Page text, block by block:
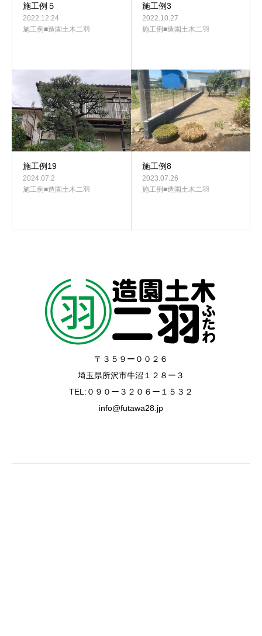
施工例５
2022.12.24
施工例■造園土木二羽
施工例3
2022.10.27
施工例■造園土木二羽
施工例19
2024.07.2
施工例■造園土木二羽
施工例8
2023.07.26
施工例■造園土木二羽
〒３５９ー００２６
埼玉県所沢市牛沼１２８ー３
TEL:０９０ー３２０６ー１５３２
info@futawa28.jp